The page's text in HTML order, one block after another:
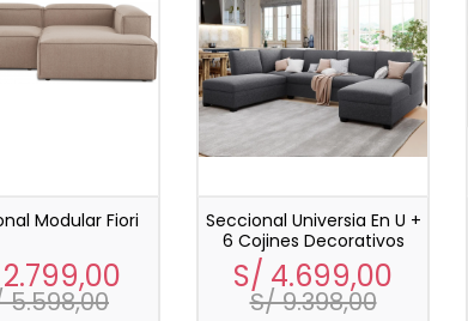
Modular Fiori
5.598,00
Seccional Universia En U +
6 Cojines Decorativos
Precio
S/ 4.699,00
S/ 9.398,00